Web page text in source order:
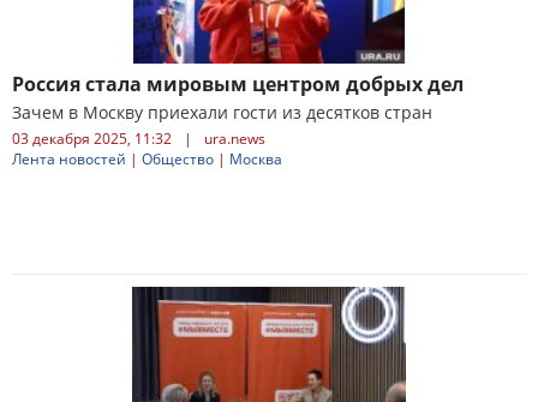
Россия стала мировым центром добрых дел
Зачем в Москву приехали гости из десятков стран
03 декабря 2025, 11:32 |
ura.news
Лента новостей | Общество | Москва